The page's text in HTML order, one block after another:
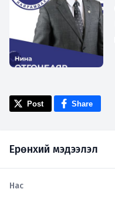
Post Share
Ерөнхий мэдээлэл
Нас